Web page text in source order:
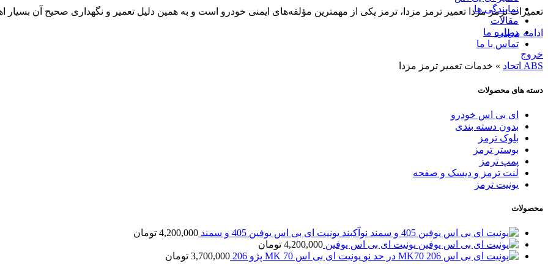
نمایندگی ها
مقالات
درباره ما
تماس با ما
تعمیرات ترمز مزدا تعمیر ترمز مزدا، ترمز یکی از مهمترین مؤلفه‌های ایمنی خودرو است و به همین دلیل تعمیر و نگهداری صحیح آن بسیار
ادامه مطلب
خروج
ABS اتحاد
» خدمات تعمیر ترمز مزدا
دسته های محصولات
ای بی اس خودرو
بدون دسته بندی
بلوک ترمز
بوستر ترمز
پمپ ترمز
لنت ترمز و دیسک و صفحه
یونیت ترمز
محصولات
یونیت ای بی اس یوفین 405 و سمند 4,200,000 تومان
یونیت ای بی اس یوفین 4,200,000 تومان
یونیت ای بی اس MK 70 پژو 206
3,700,000 تومان